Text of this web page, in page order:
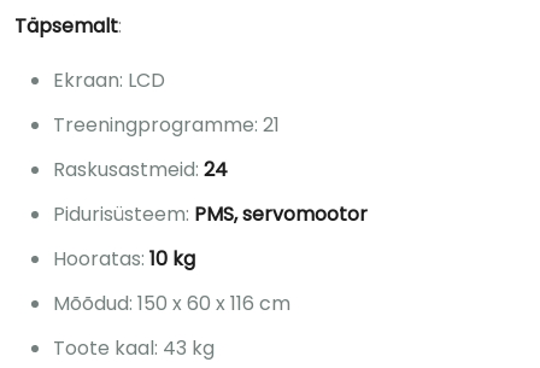
Täpsemalt:
Ekraan: LCD
Treeningprogramme: 21
Raskusastmeid: 24
Pidurisüsteem: PMS, servomootor
Hooratas: 10 kg
Mõõdud: 150 x 60 x 116 cm
Toote kaal: 43 kg